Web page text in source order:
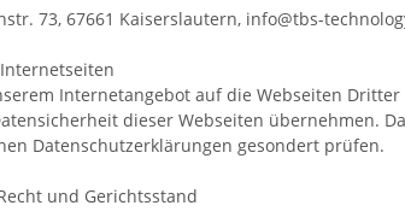
73, 67661 Kaiserslautern, info@tbs-
Internetangebot auf die Webseiten
dieser Webseiten übernehmen.
Datenschutzerklärungen gesondert prüfen.
und Gerichtsstand